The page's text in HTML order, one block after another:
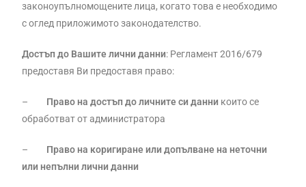
законоупълномощените лица, когато това е необходимо
с оглед приложимото законодателство.
Достъп до Вашите лични данни: Регламент 2016/679
предоставя Ви предоставя право:
– Право на достъп до личните си данни които се
обработват от администратора
– Право на коригиране или допълване на неточни
или непълни лични данни